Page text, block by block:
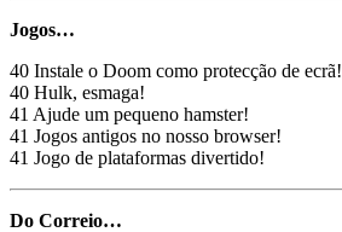
Jogos…
40 Instale o Doom como protecção de ecrã!
40 Hulk, esmaga!
41 Ajude um pequeno hamster!
41 Jogos antigos no nosso browser!
41 Jogo de plataformas divertido!
Do Correio…